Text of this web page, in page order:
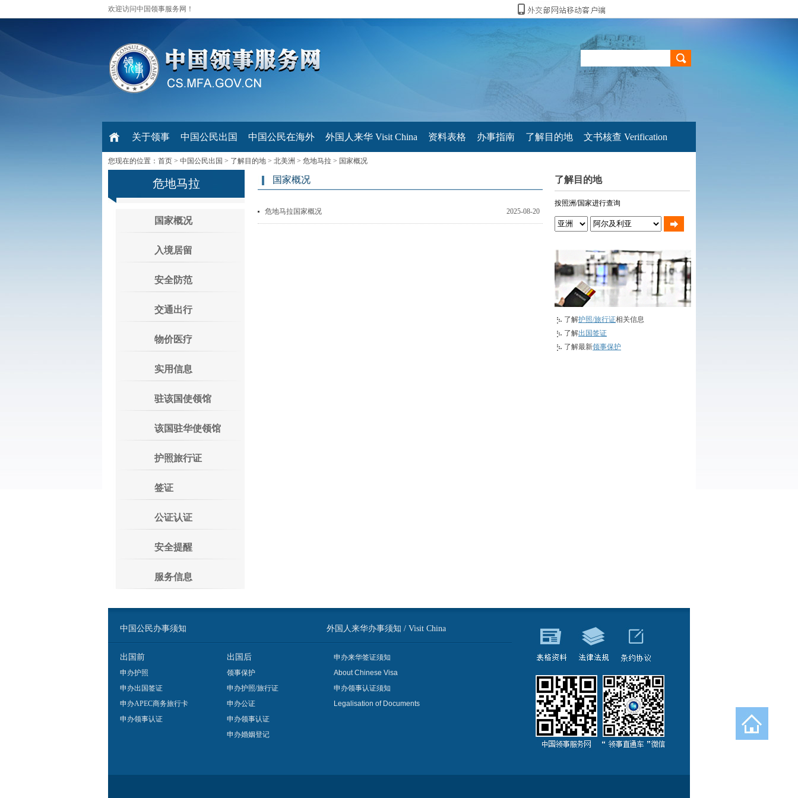
欢迎访问中国领事服务网！
关于领事 中国公民出国 中国公民在海外 外国人来华 Visit China 资料表格 办事指南 了解目的地 文书核查 Verification
您现在的位置： 首页 > 中国公民出国 > 了解目的地 > 北美洲 > 危地马拉 > 国家概况
危地马拉
国家概况
入境居留
安全防范
交通出行
物价医疗
实用信息
驻该国使领馆
该国驻华使领馆
护照旅行证
签证
公证认证
安全提醒
服务信息
国家概况
危地马拉国家概况 2025-08-20
了解目的地
按照洲/国家进行查询
了解护照/旅行证相关信息
了解出国签证
了解最新领事保护
中国公民办事须知 外国人来华办事须知 / Visit China
出国前
申办护照
申办出国签证
申办APEC商务旅行卡
申办领事认证
出国后
领事保护
申办护照/旅行证
申办公证
申办领事认证
申办婚姻登记
申办来华签证须知
About Chinese Visa
申办领事认证须知
Legalisation of Documents